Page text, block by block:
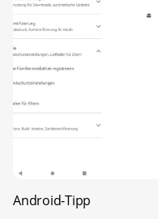
Android-Tipp